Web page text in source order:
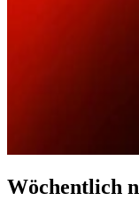
Wöchentlich